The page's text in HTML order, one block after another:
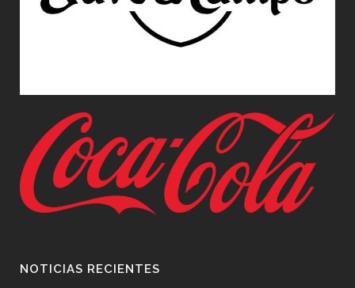
NOTICIAS RECIENTES